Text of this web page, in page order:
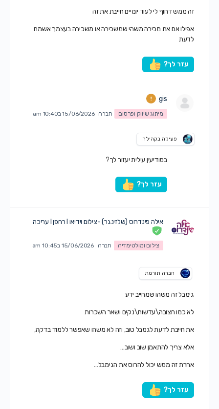
זה ממש דחוף לי לעוד יומיים חייבת את זה
אפילו אם את מכירה משהי שמשכירה או משכירה בעצמך אשמח
לדעת
עזר לך?
gis
מיתוג שיווק ופרסום חברה 15/06/2026 ב10:40 am
פעילה בקהילה
במודיעין עילית יעזור לך?
עזר לך?
אילה פינדרוס (שלזינגר) -צילום וידיאו I רחפן I עריכה
צילום ומולטימדיה חברה 15/06/2026 ב10:45 am
חברה תורמת
גימבל זה משהו שמחייב ידע
לא כמו חצובה\עדשות\נקים ושאר השכרות
את חייבת לדעת לגמבל טוב, וזה לא משהו שאפשר ללמוד בדקה,
אלא צריך להתאמן שוב ושוב…
אחרת זה ממש יכול להרוס את הגימבל…
עזר לך?